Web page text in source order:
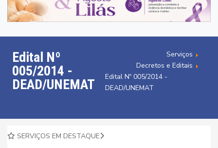
Edital Nº
005/2014 -
DEAD/UNEMAT
Serviços
Decretos e Editais
Edital Nº 005/2014 -
DEAD/UNEMAT
SERVIÇOS EM DESTAQUE